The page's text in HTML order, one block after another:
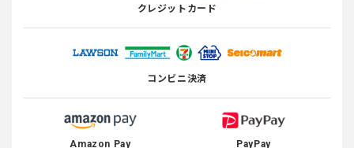
クレジットカード
コンビニ決済
Amazon Pay PayPay